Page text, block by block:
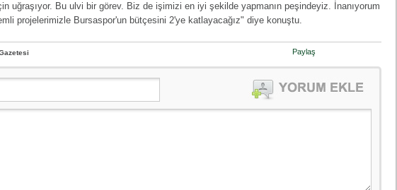
uğraşıyor. Bu ulvi bir görev. Biz de işimizi en iyi şekilde yapmanın peşindeyiz. İnanıyorum
projelerimizle Bursaspor'un bütçesini 2'ye katlayacağız" diye konuştu.
Paylaş